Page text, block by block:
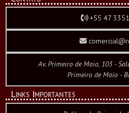
+55 47
Av. Primeiro de Maio, 103 -
Primeiro de Maio -
Links Importantes